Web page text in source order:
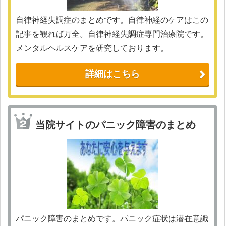
自律神経失調症のまとめです。自律神経のケアはこの
記事を観れば万全。自律神経失調症専門治療院です。
メンタルヘルスケアを研究しております。
詳細はこちら
当院サイトのパニック障害のまとめ
パニック障害のまとめです。パニック症状は潜在意識